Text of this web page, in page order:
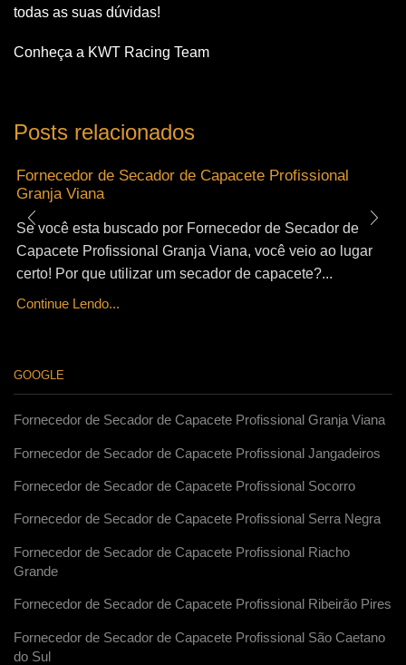
todas as suas dúvidas!
Conheça a KWT Racing Team
Posts relacionados
Fornecedor de Secador de Capacete Profissional
Granja Viana
Se você esta buscado por Fornecedor de Secador de
Capacete Profissional Granja Viana, você veio ao lugar
certo! Por que utilizar um secador de capacete?...
Continue Lendo...
GOOGLE
Fornecedor de Secador de Capacete Profissional Granja Viana
Fornecedor de Secador de Capacete Profissional Jangadeiros
Fornecedor de Secador de Capacete Profissional Socorro
Fornecedor de Secador de Capacete Profissional Serra Negra
Fornecedor de Secador de Capacete Profissional Riacho
Grande
Fornecedor de Secador de Capacete Profissional Ribeirão Pires
Fornecedor de Secador de Capacete Profissional São Caetano
do Sul